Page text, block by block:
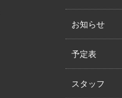
お知らせ
予定表
スタッフ